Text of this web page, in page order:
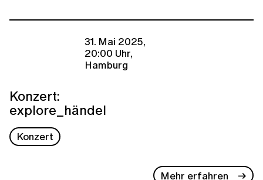
31. Mai 2025,
20:00 Uhr,
Hamburg
Konzert:
explore_händel
Konzert
Mehr erfahren